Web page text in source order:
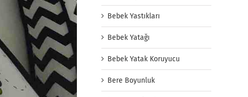
Bebek Yastıkları
Bebek Yatağı
Bebek Yatak Koruyucu
Bere Boyunluk